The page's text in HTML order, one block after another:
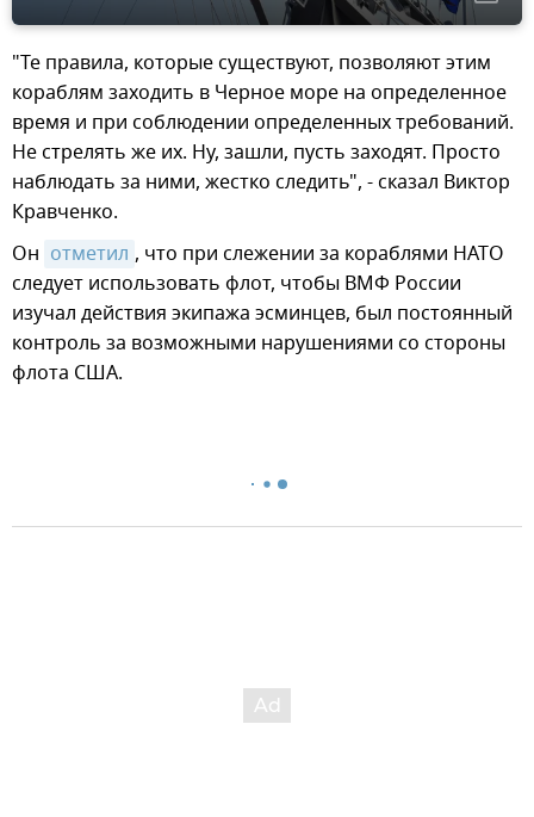
"Те правила, которые существуют, позволяют этим
кораблям заходить в Черное море на определенное
время и при соблюдении определенных требований.
Не стрелять же их. Ну, зашли, пусть заходят. Просто
наблюдать за ними, жестко следить", - сказал Виктор
Кравченко.
Он отметил , что при слежении за кораблями НАТО
следует использовать флот, чтобы ВМФ России
изучал действия экипажа эсминцев, был постоянный
контроль за возможными нарушениями со стороны
флота США.